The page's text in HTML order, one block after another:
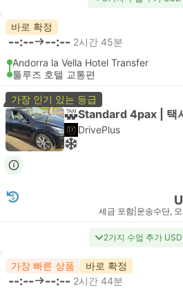
바로 확정
--:-- --:-- 2시간 45분
Andorra la Vella Hotel Transfer
툴루즈 호텔 교통편
가장 인기 있는 등급
Standard 4pax | 택
DrivePlus
세금 포함 운송수단,
2가지 수업 추가
가장 빠른 상품 바로 확정
--:-- --:-- 2시간 44분